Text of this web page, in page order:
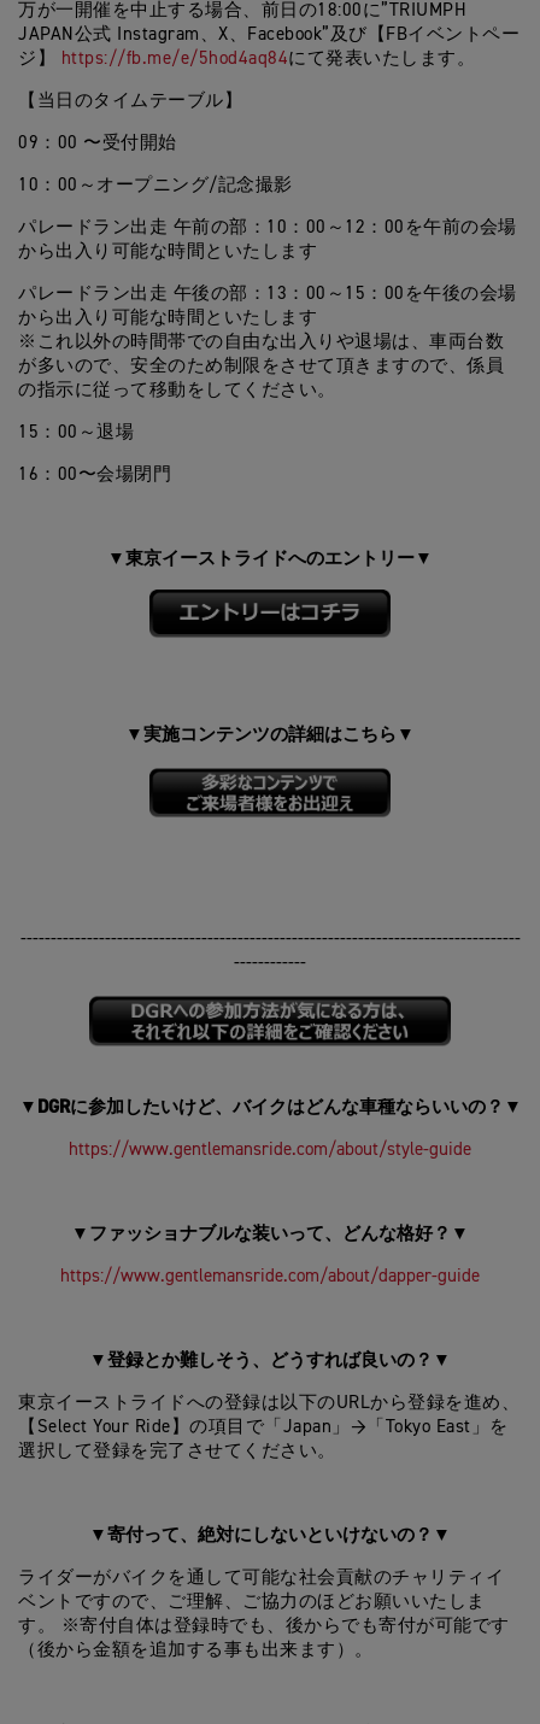
万が一開催を中止する場合、前日の18:00に”TRIUMPH
JAPAN公式 Instagram、X、Facebook”及び【FBイベントペー
ジ】
https://fb.me/e/5hod4aq84にて発表いたします。
【当日のタイムテーブル】
09：00 〜受付開始
10：00～オープニング/記念撮影
パレードラン出走 午前の部：10：00～12：00を午前の会場
から出入り可能な時間といたします
パレードラン出走 午後の部：13：00～15：00を午後の会場
から出入り可能な時間といたします
※これ以外の時間帯での自由な出入りや退場は、車両台数
が多いので、安全のため制限をさせて頂きますので、係員
の指示に従って移動をしてください。
15：00～退場
16 ：00〜会場閉門
▼ 東京イーストライドへのエントリー ▼
▼ 実施コンテンツの詳細はこちら ▼
-----------------------------------------------------------------------------------
------------
▼ DGRに参加したいけど、バイクはどんな車種ならいいの？ ▼
https://www.gentlemansride.com/about/style-guide
▼ ファッショナブルな装いって、どんな格好？ ▼
https://www.gentlemansride.com/about/dapper-guide
▼ 登録とか難しそう、どうすれば良いの？ ▼
東京イーストライドへの登録は以下のURLから登録を進め、
【Select Your Ride】の項目で「Japan」→「Tokyo East」を
選択して登録を完了させてください。
▼ 寄付って、絶対にしないといけないの？ ▼
ライダーがバイクを通して可能な社会貢献のチャリティイ
ベントですので、ご理解、ご協力のほどお願いいたしま
す。 ※寄付自体は登録時でも、後からでも寄付が可能です
（後から金額を追加する事も出来ます）。